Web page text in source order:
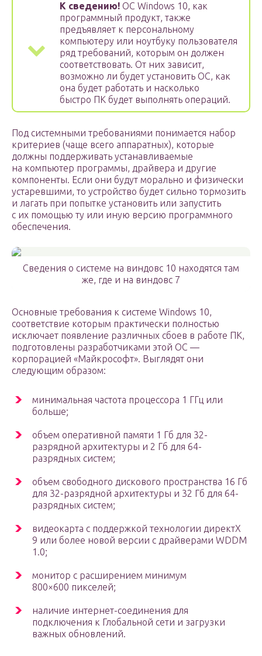
К сведению! ОС Windows 10, как
программный продукт, также
предъявляет к персональному
компьютеру или ноутбуку пользователя
ряд требований, которым он должен
соответствовать. От них зависит,
возможно ли будет установить ОС, как
она будет работать и насколько
быстро ПК будет выполнять операций.
Под системными требованиями понимается набор
критериев (чаще всего аппаратных), которые
должны поддерживать устанавливаемые
на компьютер программы, драйвера и другие
компоненты. Если они будут морально и физически
устаревшими, то устройство будет сильно тормозить
и лагать при попытке установить или запустить
с их помощью ту или иную версию программного
обеспечения.
Сведения о системе на виндовс 10 находятся там
же, где и на виндовс 7
Основные требования к системе Windows 10,
соответствие которым практически полностью
исключает появление различных сбоев в работе ПК,
подготовлены разработчиками этой ОС —
корпорацией «Майкрософт». Выглядят они
следующим образом:
минимальная частота процессора 1 ГГц или
больше;
объем оперативной памяти 1 Гб для 32-
разрядной архитектуры и 2 Гб для 64-
разрядных систем;
объем свободного дискового пространства 16 Гб
для 32-разрядной архитектуры и 32 Гб для 64-
разрядных систем;
видеокарта с поддержкой технологии директХ
9 или более новой версии с драйверами WDDM
1.0;
монитор с расширением минимум
800×600 пикселей;
наличие интернет-соединения для
подключения к Глобальной сети и загрузки
важных обновлений.